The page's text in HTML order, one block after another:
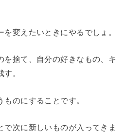
変えたいときにやるでしょ。
を捨て、自分の好きなもの、キ
。
のにすることです。
で次に新しいものが入ってきま